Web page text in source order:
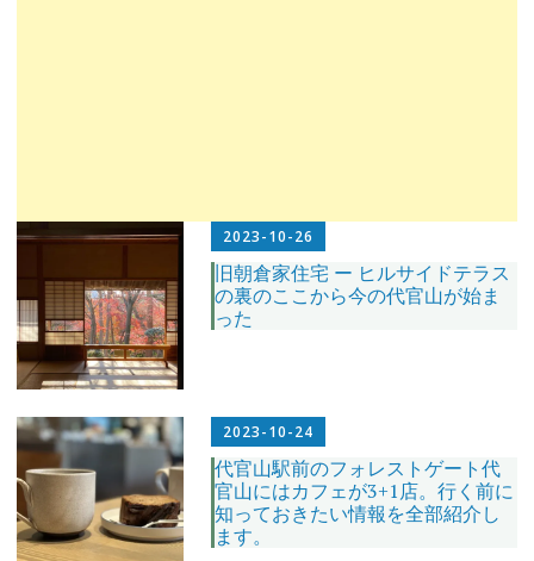
2023-10-26
旧朝倉家住宅 ー ヒルサイドテラス
の裏のここから今の代官山が始ま
った
2023-10-24
代官山駅前のフォレストゲート代
官山にはカフェが3+1店。行く前に
知っておきたい情報を全部紹介し
ます。